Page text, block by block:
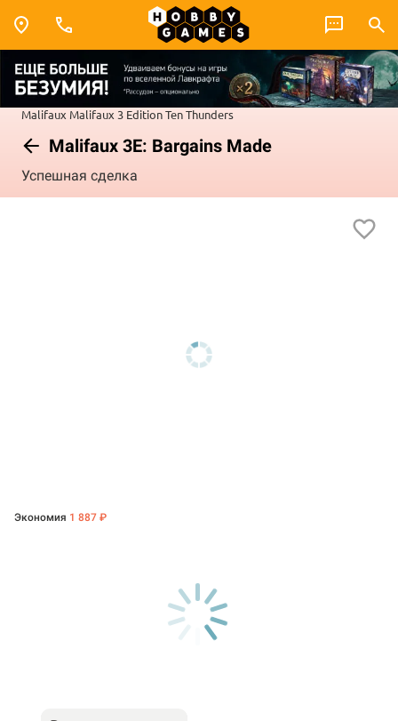
Malifaux Malifaux 3 EditionTen Thunders
Malifaux 3E: Bargains Made
Успешная сделка
Экономия 1 887 ₽